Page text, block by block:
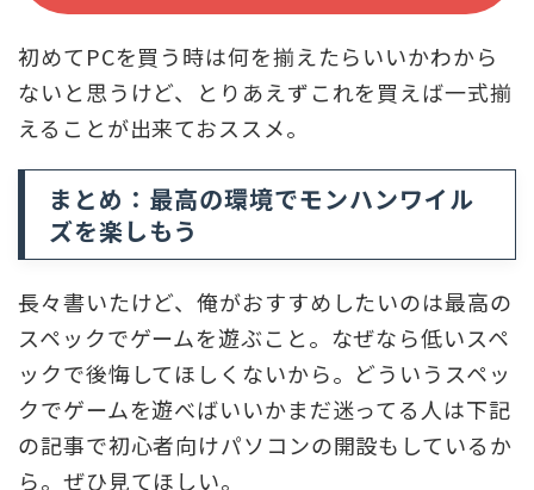
初めてPCを買う時は何を揃えたらいいかわから
ないと思うけど、とりあえずこれを買えば一式揃
えることが出来ておススメ。
まとめ：最高の環境でモンハンワイル
ズを楽しもう
長々書いたけど、俺がおすすめしたいのは最高の
スペックでゲームを遊ぶこと。なぜなら低いスペ
ックで後悔してほしくないから。どういうスペッ
クでゲームを遊べばいいかまだ迷ってる人は下記
の記事で初心者向けパソコンの開設もしているか
ら。ぜひ見てほしい。